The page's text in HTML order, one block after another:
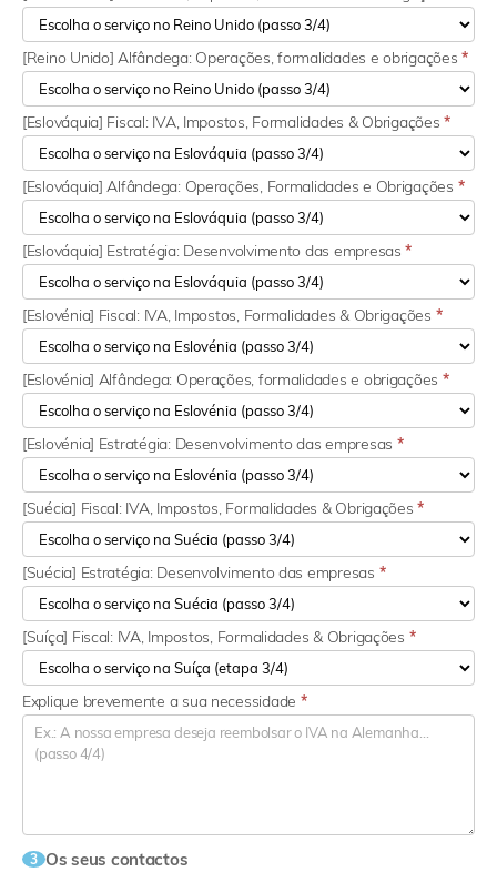
[Reino Unido] Alfândega: Operações, formalidades e obrigações*
[Eslováquia] Fiscal: IVA, Impostos, Formalidades & Obrigações*
[Eslováquia] Alfândega: Operações, Formalidades e Obrigações *
[Eslováquia] Estratégia: Desenvolvimento das empresas*
[Eslovénia] Fiscal: IVA, Impostos, Formalidades & Obrigações *
[Eslovénia] Alfândega: Operações, formalidades e obrigações *
[Eslovénia] Estratégia: Desenvolvimento das empresas *
[Suécia] Fiscal: IVA, Impostos, Formalidades & Obrigações*
[Suécia] Estratégia: Desenvolvimento das empresas *
[Suíça] Fiscal: IVA, Impostos, Formalidades & Obrigações *
Explique brevemente a sua necessidade *
3 Os seus contactos